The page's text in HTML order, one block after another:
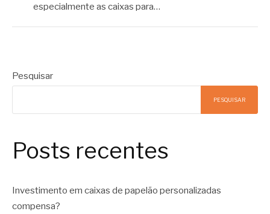
especialmente as caixas para…
Pesquisar
PESQUISAR
Posts recentes
Investimento em caixas de papelão personalizadas
compensa?